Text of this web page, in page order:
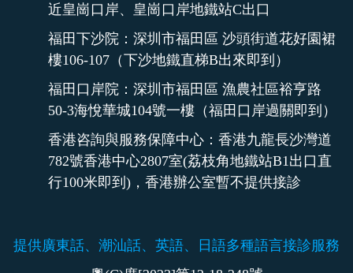
近皇崗口岸、皇崗口岸地鐵站C出口
福田下沙院：深圳市福田區 沙頭街道花好園裙
樓106-107（下沙地鐵直梯B出來即到）
福田口岸院：深圳市福田區 漁農社區裕亨路
50-3海悅華城104號一樓（福田口岸過關即到）
香港咨詢與服務保障中心：香港九龍長沙灣道
782號香港中心2807室(荔枝角地鐵站B1出口直
行100米即到)，香港辦公室暫不提供接診
提供廣東話、潮汕話、英語、日語多種語言接診服務